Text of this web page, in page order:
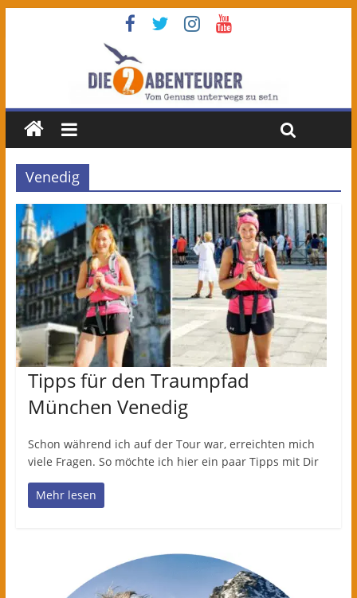
Venedig
Tipps für den Traumpfad
München Venedig
Schon während ich auf der Tour war, erreichten mich
viele Fragen. So möchte ich hier ein paar Tipps mit Dir
Mehr lesen